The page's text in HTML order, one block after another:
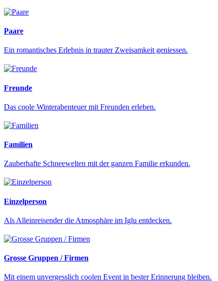
Paare
Ein romantisches Erlebnis in trauter Zweisamkeit geniessen.
Freunde
Das coole Winterabenteuer mit Freunden erleben.
Familien
Zauberhafte Schneewelten mit der ganzen Familie erkunden.
Einzelperson
Als Alleinreisender die Atmosphäre im Iglu entdecken.
Grosse Gruppen / Firmen
Mit einem unvergesslich coolen Event in bester Erinnerung bleiben.